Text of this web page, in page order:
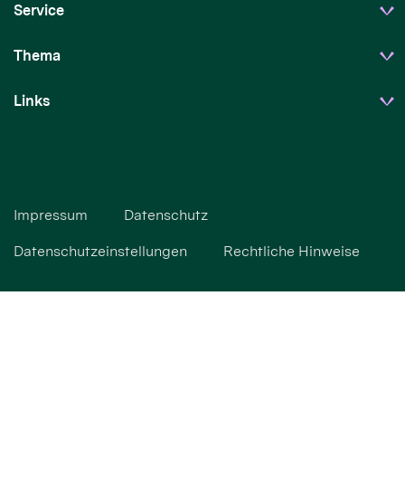
Service
Thema
Links
Impressum Datenschutz
Datenschutzeinstellungen Rechtliche Hinweise